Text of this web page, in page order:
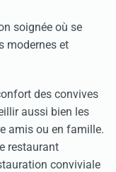
soignée où se
modernes et
des convives
aussi bien les
amis ou en famille.
restaurant
conviviale